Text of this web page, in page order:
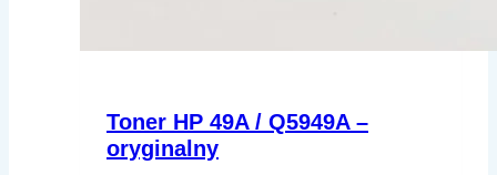
Toner HP 49A / Q5949A –
oryginalny